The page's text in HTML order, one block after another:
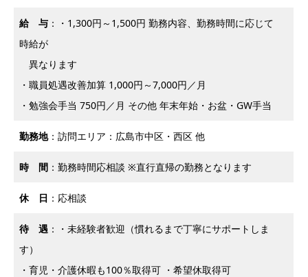
給 与 ：・1,300円～1,500円 勤務内容、勤務時間に応じて
時給が
異なります
・職員処遇改善加算 1,000円～7,000円／月
・勉強会手当 750円／月 その他 年末年始・お盆・GW手当
勤務地：訪問エリア：広島市中区・西区 他
時 間 ：勤務時間応相談 ※直行直帰の勤務となります
休 日 ：応相談
待 遇 ：・未経験者歓迎（慣れるまで丁寧にサポートしま
す）
・育児・介護休暇も100％取得可 ・希望休取得可